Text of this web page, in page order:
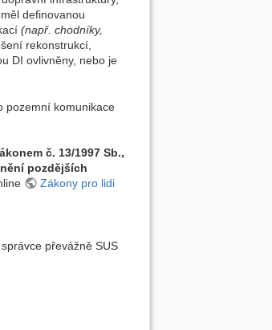
definovanou
(např. chodníky,
rekonstrukcí,
DI ovlivněny, nebo je
pozemní komunikace
č. 13/1997 Sb.,
pozdějších
Zákony pro lidi
převážně SUS